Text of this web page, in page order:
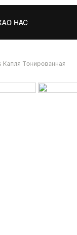
О НАС
Капля Тонированная